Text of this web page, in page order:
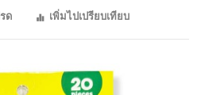
ด
เพิ่มไปเปรียบเทียบ